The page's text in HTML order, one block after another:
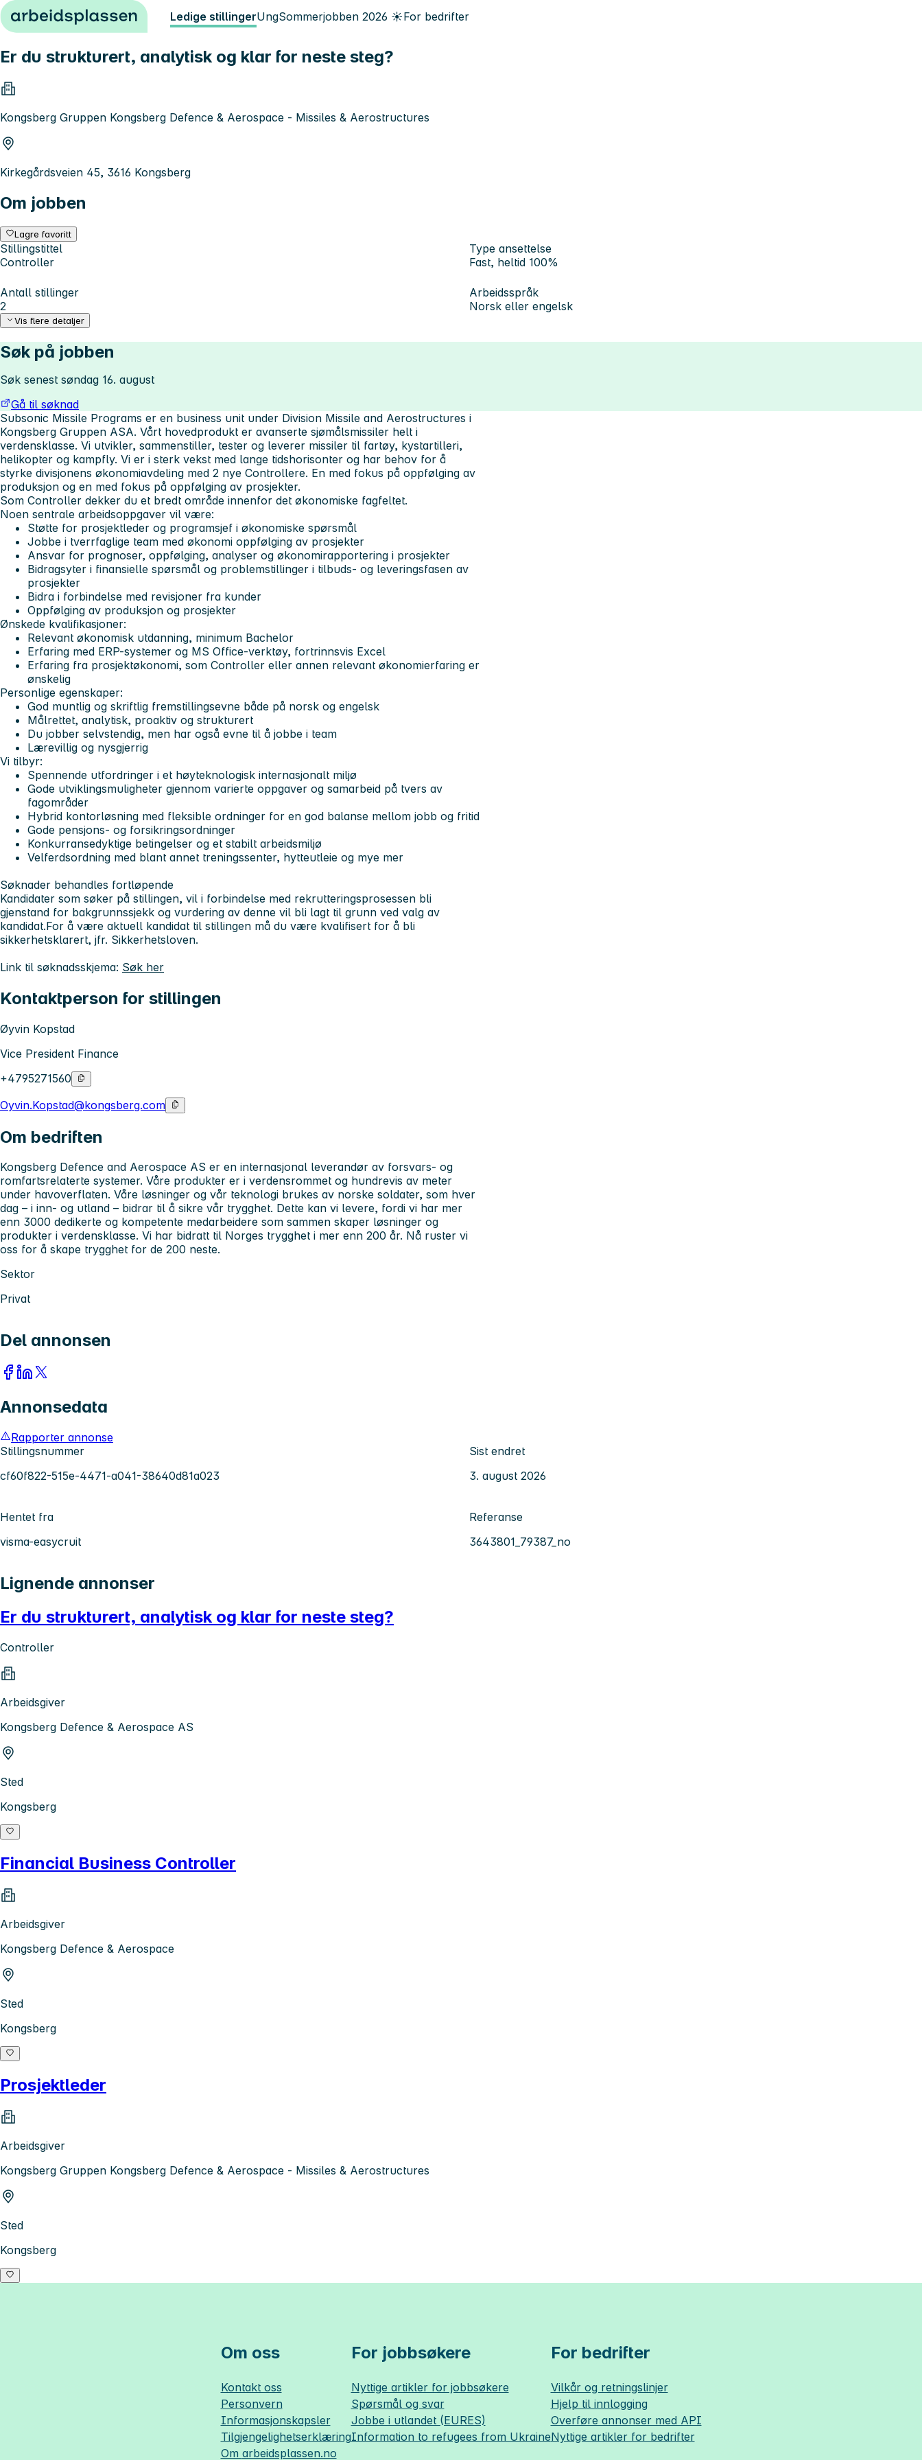
Hopp til innhold Ledige stillingerUngSommerjobben 2026 ☀️For bedrifter
Er du strukturert, analytisk og klar for neste steg?
Kongsberg Gruppen Kongsberg Defence & Aerospace - Missiles & Aerostructures
Kirkegårdsveien 45, 3616 Kongsberg
Om jobben
Lagre favoritt
Stillingstittel
Controller
Type ansettelse
Fast, heltid 100%
Antall stillinger
2
Arbeidsspråk
Norsk eller engelsk
Vis flere detaljer
Søk på jobben
Søk senest søndag 16. august
Gå til søknad
Subsonic Missile Programs er en business unit under Division Missile and Aerostructures i
Kongsberg Gruppen ASA. Vårt hovedprodukt er avanserte sjømålsmissiler helt i
verdensklasse. Vi utvikler, sammenstiller, tester og leverer missiler til fartøy, kystartilleri,
helikopter og kampfly. Vi er i sterk vekst med lange tidshorisonter og har behov for å
styrke divisjonens økonomiavdeling med 2 nye Controllere. En med fokus på oppfølging av
produksjon og en med fokus på oppfølging av prosjekter.
Som Controller dekker du et bredt område innenfor det økonomiske fagfeltet.
Noen sentrale arbeidsoppgaver vil være:
Støtte for prosjektleder og programsjef i økonomiske spørsmål
Jobbe i tverrfaglige team med økonomi oppfølging av prosjekter
Ansvar for prognoser, oppfølging, analyser og økonomirapportering i prosjekter
Bidragsyter i finansielle spørsmål og problemstillinger i tilbuds- og leveringsfasen av
prosjekter
Bidra i forbindelse med revisjoner fra kunder
Oppfølging av produksjon og prosjekter
Ønskede kvalifikasjoner:
Relevant økonomisk utdanning, minimum Bachelor
Erfaring med ERP-systemer og MS Office-verktøy, fortrinnsvis Excel
Erfaring fra prosjektøkonomi, som Controller eller annen relevant økonomierfaring er
ønskelig
Personlige egenskaper:
God muntlig og skriftlig fremstillingsevne både på norsk og engelsk
Målrettet, analytisk, proaktiv og strukturert
Du jobber selvstendig, men har også evne til å jobbe i team
Lærevillig og nysgjerrig
Vi tilbyr:
Spennende utfordringer i et høyteknologisk internasjonalt miljø
Gode utviklingsmuligheter gjennom varierte oppgaver og samarbeid på tvers av
fagområder
Hybrid kontorløsning med fleksible ordninger for en god balanse mellom jobb og fritid
Gode pensjons- og forsikringsordninger
Konkurransedyktige betingelser og et stabilt arbeidsmiljø
Velferdsordning med blant annet treningssenter, hytteutleie og mye mer
Søknader behandles fortløpende
Kandidater som søker på stillingen, vil i forbindelse med rekrutteringsprosessen bli
gjenstand for bakgrunnssjekk og vurdering av denne vil bli lagt til grunn ved valg av
kandidat.For å være aktuell kandidat til stillingen må du være kvalifisert for å bli
sikkerhetsklarert, jfr. Sikkerhetsloven.
Link til søknadsskjema: Søk her
Kontaktperson for stillingen
Øyvin Kopstad
Vice President Finance
+4795271560
Oyvin.Kopstad@kongsberg.com
Om bedriften
Kongsberg Defence and Aerospace AS er en internasjonal leverandør av forsvars- og
romfartsrelaterte systemer. Våre produkter er i verdensrommet og hundrevis av meter
under havoverflaten. Våre løsninger og vår teknologi brukes av norske soldater, som hver
dag – i inn- og utland – bidrar til å sikre vår trygghet. Dette kan vi levere, fordi vi har mer
enn 3000 dedikerte og kompetente medarbeidere som sammen skaper løsninger og
produkter i verdensklasse. Vi har bidratt til Norges trygghet i mer enn 200 år. Nå ruster vi
oss for å skape trygghet for de 200 neste.
Sektor
Privat
Del annonsen
Annonsedata
Rapporter annonse
Stillingsnummer
cf60f822-515e-4471-a041-38640d81a023
Sist endret
3. august 2026
Hentet fra
visma-easycruit
Referanse
3643801_79387_no
Lignende annonser
Er du strukturert, analytisk og klar for neste steg?
Controller
Arbeidsgiver
Kongsberg Defence & Aerospace AS
Sted
Kongsberg
Financial Business Controller
Arbeidsgiver
Kongsberg Defence & Aerospace
Sted
Kongsberg
Prosjektleder
Arbeidsgiver
Kongsberg Gruppen Kongsberg Defence & Aerospace - Missiles & Aerostructures
Sted
Kongsberg
Om oss
Kontakt oss
Personvern
Informasjonskapsler
Tilgjengelighetserklæring
Om arbeidsplassen.no
For jobbsøkere
Nyttige artikler for jobbsøkere
Spørsmål og svar
Jobbe i utlandet (EURES)
Information to refugees from Ukraine
For bedrifter
Vilkår og retningslinjer
Hjelp til innlogging
Overføre annonser med API
Nyttige artikler for bedrifter